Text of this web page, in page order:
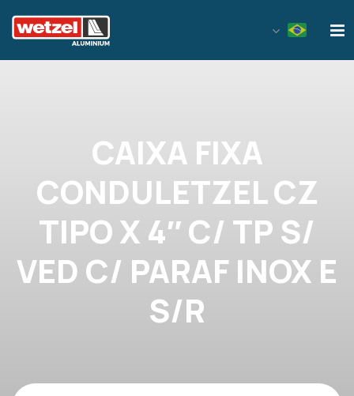
CAIXA FIXA
CONDULETZEL CZ
TIPO X 4″ C/ TP S/
VED C/ PARAF INOX E
S/R